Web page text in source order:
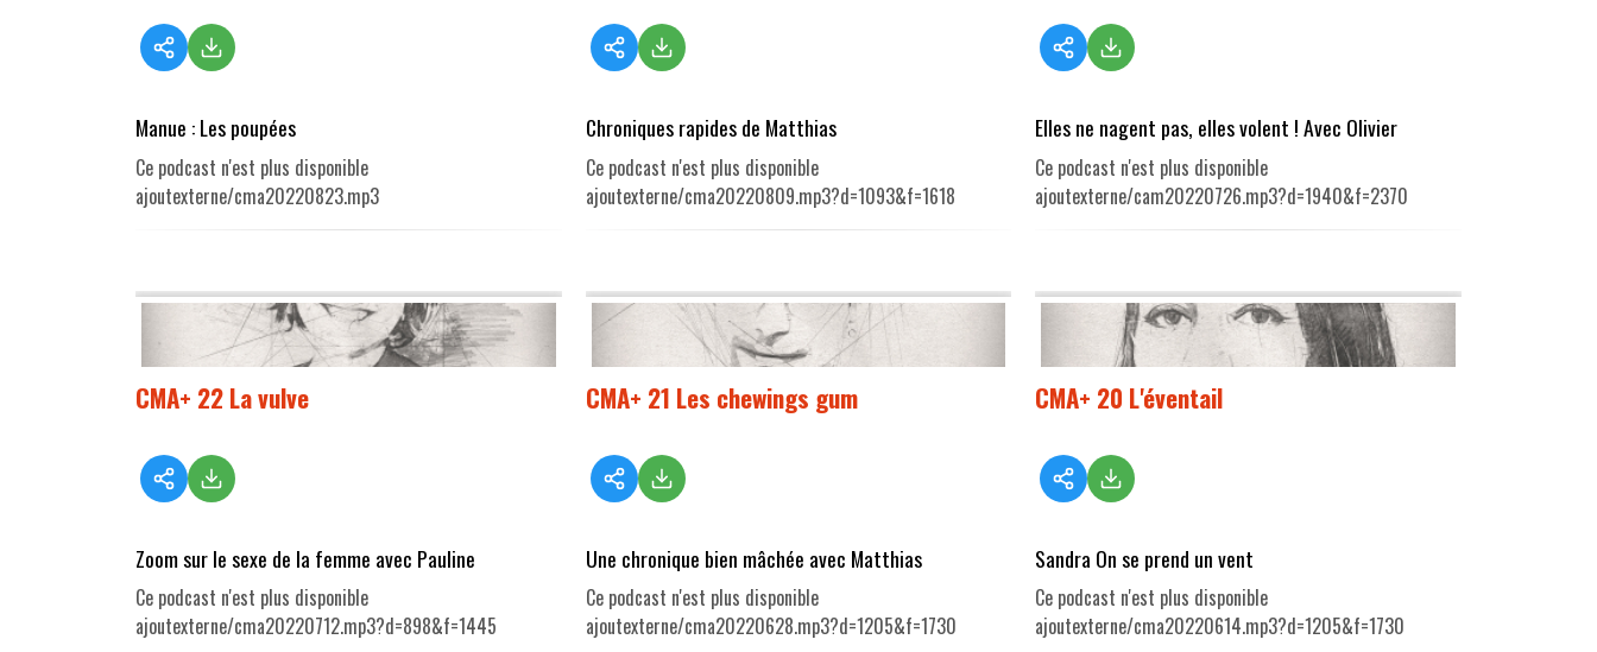
Manue : Les poupées
Ce podcast n'est plus disponible
ajoutexterne/cma20220823.mp3
Chroniques rapides de Matthias
Ce podcast n'est plus disponible
ajoutexterne/cma20220809.mp3?d=1093&f=1618
Elles ne nagent pas, elles volent ! Avec Olivier
Ce podcast n'est plus disponible
ajoutexterne/cam20220726.mp3?d=1940&f=2370
CMA+ 22 La vulve
Zoom sur le sexe de la femme avec Pauline
Ce podcast n'est plus disponible
ajoutexterne/cma20220712.mp3?d=898&f=1445
CMA+ 21 Les chewings gum
Une chronique bien mâchée avec Matthias
Ce podcast n'est plus disponible
ajoutexterne/cma20220628.mp3?d=1205&f=1730
CMA+ 20 L'éventail
Sandra On se prend un vent
Ce podcast n'est plus disponible
ajoutexterne/cma20220614.mp3?d=1205&f=1730